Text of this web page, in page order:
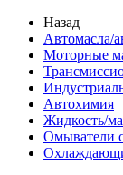
Назад
Автомасла/
Моторные
Автохимия
Жидкость/
Омыватели